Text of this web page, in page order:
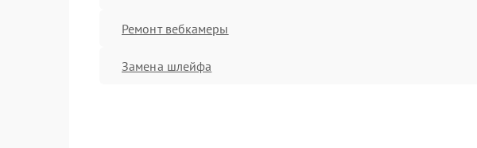
Ремонт вебкамеры
Замена шлейфа